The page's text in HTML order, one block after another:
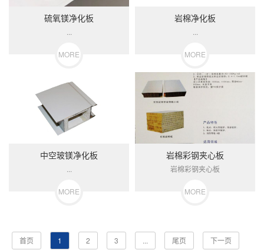
硫氧镁净化板
...
MORE
岩棉净化板
...
MORE
中空玻镁净化板
...
MORE
岩棉彩钢夹心板
岩棉彩钢夹心板
MORE
首页 1 2 3 ... 尾页 下一页